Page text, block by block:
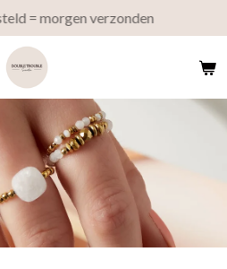
= morgen verzonden